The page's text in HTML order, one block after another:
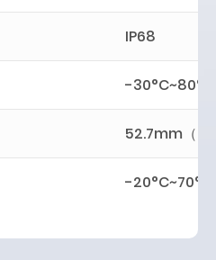
IP68
-30°C~80°C
52.7mm（L
-20°C~70°C